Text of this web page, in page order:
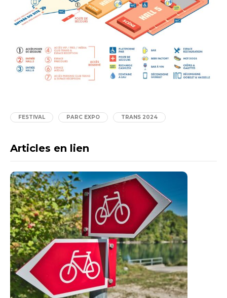
FESTIVAL PARC EXPO TRANS 2024
Articles en lien